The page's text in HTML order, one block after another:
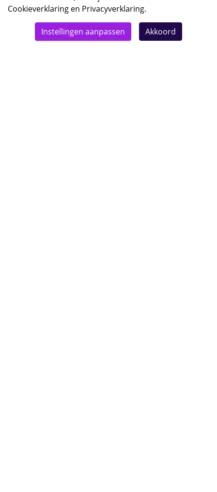
© 2026 Bebsy.nl
Cookieverklaring en Privacyverklaring.
Instellingen aanpassen Akkoord